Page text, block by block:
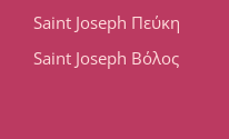
Saint Joseph Πεύκη
Saint Joseph Βόλος